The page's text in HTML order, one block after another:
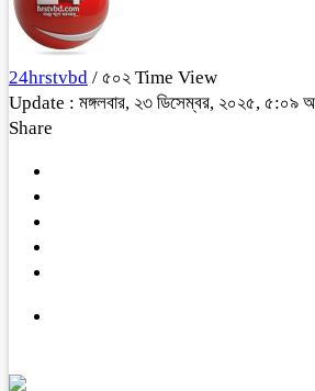
24hrstvbd / ৫০২ Time View
Update : মঙ্গলবার, ২৩ ডিসেম্বর, ২০২৫, ৫:০৯
Share